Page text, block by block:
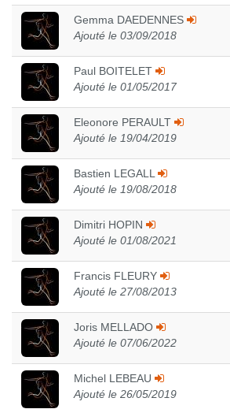
Gemma DAEDENNES
Ajouté le 03/09/2018
Paul BOITELET
Ajouté le 01/05/2017
Eleonore PERAULT
Ajouté le 19/04/2019
Bastien LEGALL
Ajouté le 19/08/2018
Dimitri HOPIN
Ajouté le 01/08/2021
Francis FLEURY
Ajouté le 27/08/2013
Joris MELLADO
Ajouté le 07/06/2022
Michel LEBEAU
Ajouté le 26/05/2019